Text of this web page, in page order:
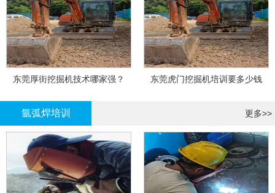
东莞厚街挖掘机技术哪家强？ 东莞虎门挖掘机培训要多少钱
氩弧焊培训 更多>>